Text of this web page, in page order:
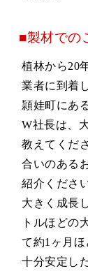
■製材での
植林から20
業者に到着
頴娃町にあ
W社長は、
教えてくだ
合いのある
紹介くださ
大きく成長
トルほどの
て約1ヶ月ほ
十分安定し